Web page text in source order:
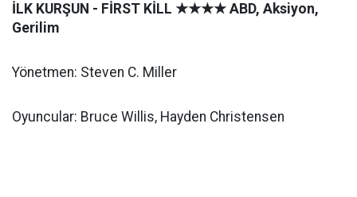
İLK KURŞUN - FİRST KİLL ★★★★ ABD, Aksiyon,
Gerilim
Yönetmen: Steven C. Miller
Oyuncular: Bruce Willis, Hayden Christensen